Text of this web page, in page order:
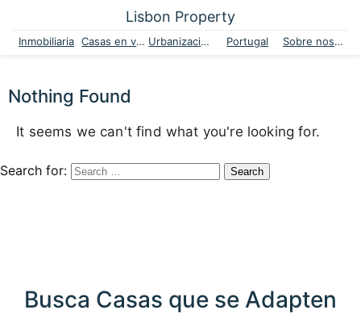
Lisbon Property
Inmobiliaria Casas en venta Urbanizaciones Portugal Sobre nosotros
Nothing Found
It seems we can't find what you're looking for.
Search for:
Busca Casas que se Adapten